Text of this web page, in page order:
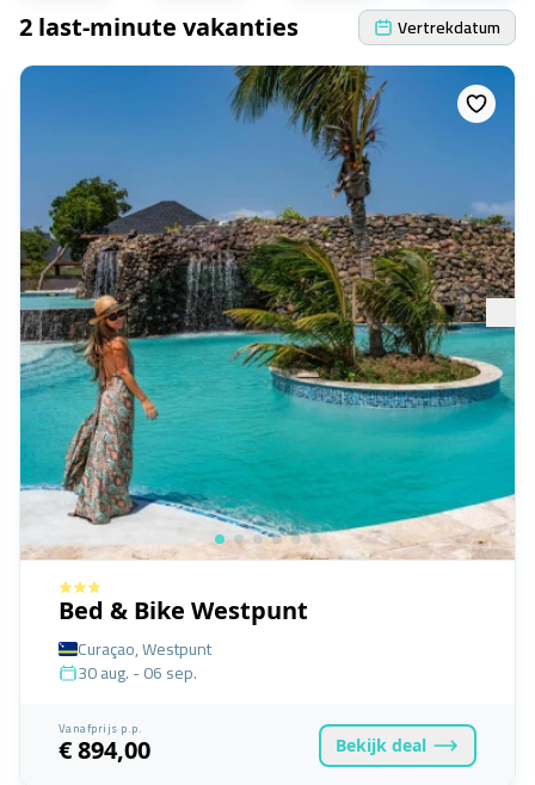
2 last-minute vakanties Vertrekdatum
Bed & Bike Westpunt
Curaçao, Westpunt
30 aug. - 06 sep.
Vanafprijs p.p.
€ 894,00 Bekijk deal